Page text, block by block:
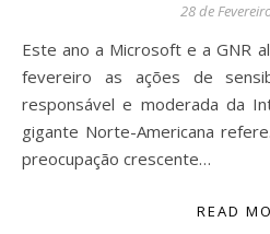
28 de
Este ano a Microsoft e a GNR alargaram a todo o mês de
fevereiro as ações de
responsável e moderada da
gigante Norte-Americana
preocupação crescente…
READ